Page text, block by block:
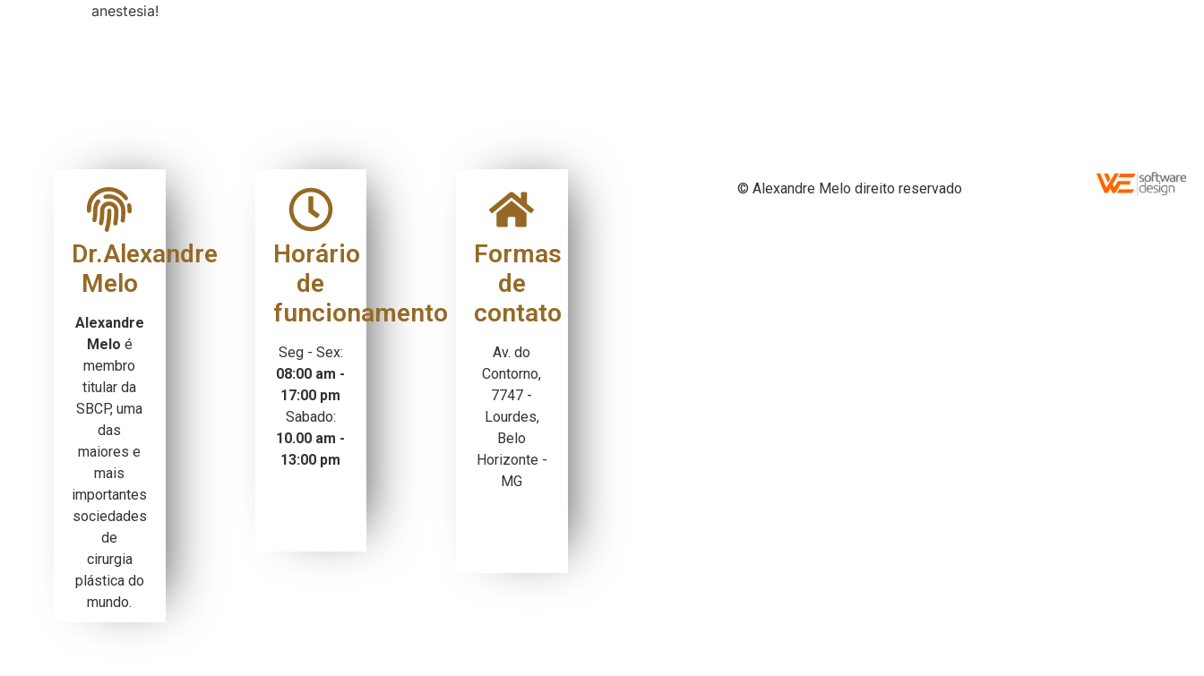
anestesia!
Dr.Alexandre
Melo
Alexandre
Melo é
membro
titular da
SBCP, uma
das
maiores e
mais
importantes
sociedades
de
cirurgia
plástica do
mundo.
Horário
de
funcionamento
Seg - Sex:
08:00 am -
17:00 pm
Sabado:
10.00 am -
13:00 pm
Formas
de
contato
Av. do
Contorno,
7747 -
Lourdes,
Belo
Horizonte -
MG
© Alexandre Melo direito reservado